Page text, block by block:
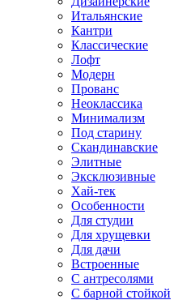
Итальянские
Кантри
Классические
Лофт
Модерн
Прованс
Неоклассика
Минимализм
Под старину
Скандинавские
Элитные
Эксклюзивные
Хай-тек
Особенности
Для студии
Для хрущевки
Для дачи
Встроенные
С антресолями
С барной стойкой